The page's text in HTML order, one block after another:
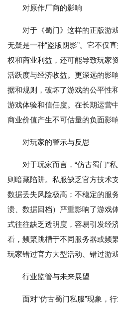
对原作厂商的影响
对于《蜀门》这样的正版游
无疑是一种“盗版阴影”。它不仅
权和商业利益，还可能导致玩家
活跃度与经济收益。更深远的影
据和规则，破坏了游戏的公平性
游戏体验和信任度。在长期运营
商业价值产生不可估量的负面影响
对玩家的警示与反思
对于玩家而言，“仿古蜀门”
则暗藏陷阱。私服缺乏官方技术
数据丢失风险极高；不稳定的服
溃、数据回档）严重影响了游戏
式往往缺乏透明度，容易引发经
看，频繁跳槽于不同服务器或频
玩家错过官方大型活动、错过游
行业监管与未来展望
面对“仿古蜀门私服”现象，